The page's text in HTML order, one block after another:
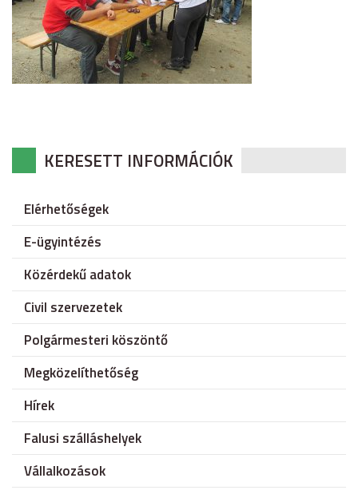
KERESETT INFORMÁCIÓK
Elérhetőségek
E-ügyintézés
Közérdekű adatok
Civil szervezetek
Polgármesteri köszöntő
Megközelíthetőség
Hírek
Falusi szálláshelyek
Vállalkozások